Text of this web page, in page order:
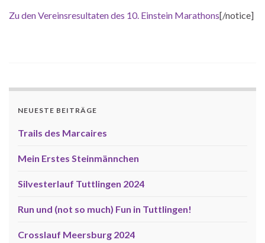
Zu den Vereinsresultaten des 10. Einstein Marathons[/notice]
NEUESTE BEITRÄGE
Trails des Marcaires
Mein Erstes Steinmännchen
Silvesterlauf Tuttlingen 2024
Run und (not so much) Fun in Tuttlingen!
Crosslauf Meersburg 2024